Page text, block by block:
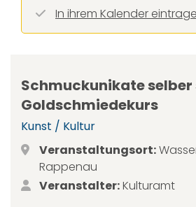
In ihrem Kalender
Schmuckunikate
Goldschmiedekurs
Kunst / Kultur
Veranstaltungsort:
Rappenau
Veranstalter:Kulturamt